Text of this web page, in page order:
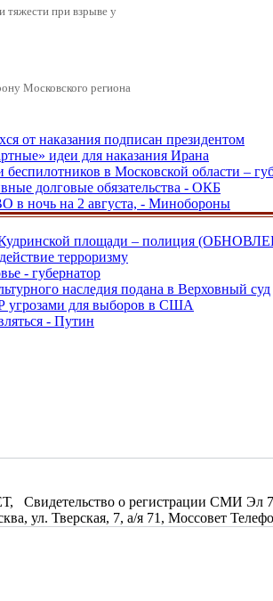
тяжести при взрыве у
Московского региона
от наказания подписан президентом
идеи для наказания Ирана
беспилотников в Московской области –
долговые обязательства - ОКБ
в ночь на 2 августа, - Минобороны
Кудринской площади – полиция
терроризму
- губернатор
наследия подана в Верховный суд
угрозами для выборов в США
- Путин
о регистрации СМИ Эл
ул. Тверская, 7, а/я 71, Моссовет